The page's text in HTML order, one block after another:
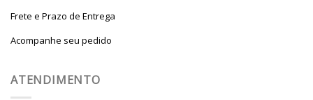
Frete e Prazo de Entrega
Acompanhe seu pedido
ATENDIMENTO